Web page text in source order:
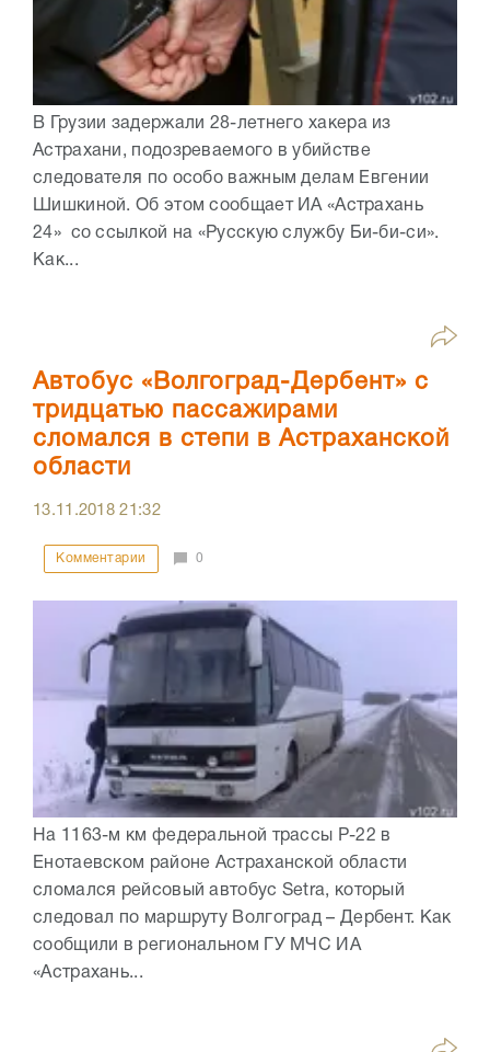
В Грузии задержали 28-летнего хакера из
Астрахани, подозреваемого в убийстве
следователя по особо важным делам Евгении
Шишкиной. Об этом сообщает ИА «Астрахань
24» со ссылкой на «Русскую службу Би-би-си».
Как...
Автобус «Волгоград-Дербент» с
тридцатью пассажирами
сломался в степи в Астраханской
области
13.11.201821:32
Комментарии 0
На 1163-м км федеральной трассы Р-22 в
Енотаевском районе Астраханской области
сломался рейсовый автобус Setra, который
следовал по маршруту Волгоград – Дербент. Как
сообщили в региональном ГУ МЧС ИА
«Астрахань...